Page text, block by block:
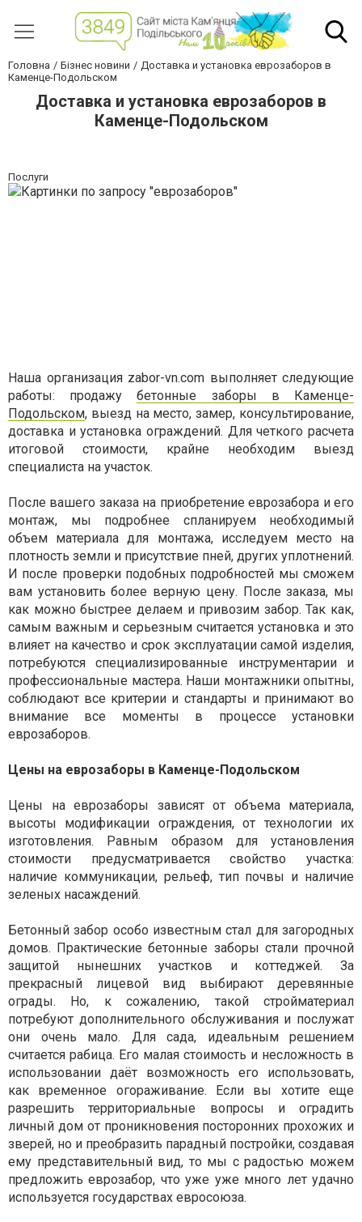
Головна Бізнес новини
Доставка и установка еврозаборов в
Каменце-Подольском
Доставка и установка еврозаборов в
Каменце-Подольском
Послуги
Наша организация zabor-vn.com выполняет следующие
работы: продажубетонные заборы в Каменце-
Подольском, выезд на место, замер, консультирование,
доставка и установка ограждений. Для четкого расчета
итоговой стоимости, крайне необходим выезд
специалиста на участок.
После вашего заказа на приобретение еврозабора и его
монтаж, мы подробнее спланируем необходимый
объем материала для монтажа, исследуем место на
плотность земли и присутствие пней, других уплотнений.
И после проверки подобных подробностей мы сможем
вам установить более верную цену. После заказа, мы
как можно быстрее делаем и привозим забор. Так как,
самым важным и серьезным считается установка и это
влияет на качество и срок эксплуатации самой изделия,
потребуются специализированные инструментарии и
профессиональные мастера. Наши монтажники опытны,
соблюдают все критерии и стандарты и принимают во
внимание все моменты в процессе установки
еврозаборов.
Цены на еврозаборы в Каменце-Подольском
Цены на еврозаборы зависят от объема материала,
высоты модификации ограждения, от технологии их
изготовления. Равным образом для установления
стоимости предусматривается свойство участка:
наличие коммуникации, рельеф, тип почвы и наличие
зеленых насаждений.
Бетонный забор особо известным стал для загородных
домов. Практические бетонные заборы стали прочной
защитой нынешних участков и коттеджей. За
прекрасный лицевой вид выбирают деревянные
ограды. Но, к сожалению, такой стройматериал
потребуют дополнительного обслуживания и послужат
они очень мало. Для сада, идеальным решением
считается рабица. Его малая стоимость и несложность в
использовании даёт возможность его использовать,
как временное огораживание. Если вы хотите еще
разрешить территориальные вопросы и оградить
личный дом от проникновения посторонних прохожих и
зверей, но и преобразить парадный постройки, создавая
ему представительный вид, то мы с радостью можем
предложить еврозабор, что уже уже много лет удачно
используется государствах евросоюза.